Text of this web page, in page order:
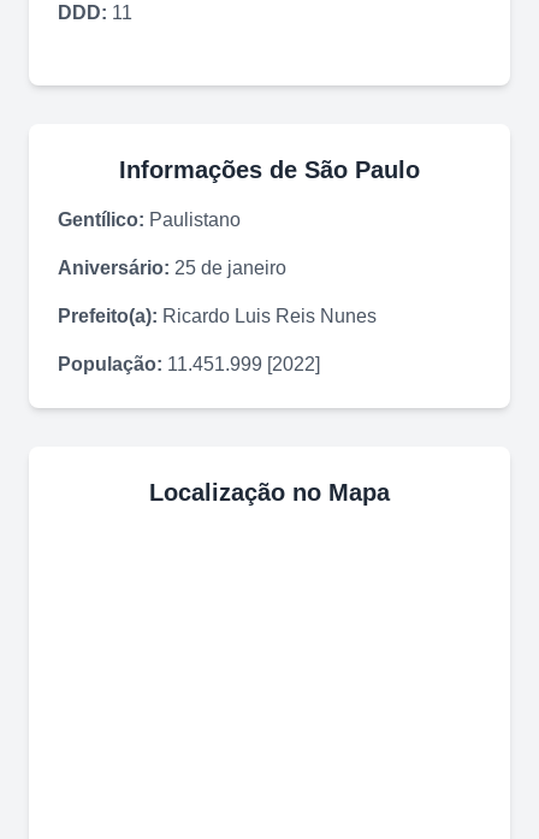
DDD: 11
Informações de São Paulo
Gentílico: Paulistano
Aniversário: 25 de janeiro
Prefeito(a): Ricardo Luis Reis Nunes
População: 11.451.999 [2022]
Localização no Mapa